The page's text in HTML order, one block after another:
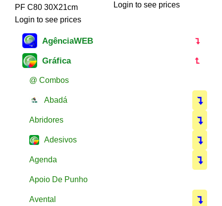
PF C80 30X21cm
Login to see prices
Login to see prices
AgênciaWEB
Gráfica
@ Combos
Abadá
Abridores
Adesivos
Agenda
Apoio De Punho
Avental